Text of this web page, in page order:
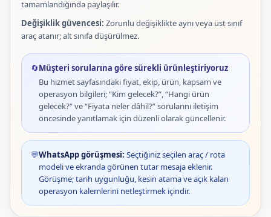
tamamlandığında paylaşılır.
Değişiklik güvencesi: Zorunlu değişiklikte aynı veya üst sınıf
araç atanır; alt sınıfa düşürülmez.
🔄Müşteri sorularına göre sürekli ürünleştiriyoruz
Bu hizmet sayfasındaki fiyat, ekip, ürün, kapsam ve
operasyon bilgileri; “Kim gelecek?”, “Hangi ürün
gelecek?” ve “Fiyata neler dâhil?” sorularını iletişim
öncesinde yanıtlamak için düzenli olarak güncellenir.
💬WhatsApp görüşmesi: Seçtiğiniz seçilen araç / rota
modeli ve ekranda görünen tutar mesaja eklenir.
Görüşme; tarih uygunluğu, kesin atama ve açık kalan
operasyon kalemlerini netleştirmek içindir.